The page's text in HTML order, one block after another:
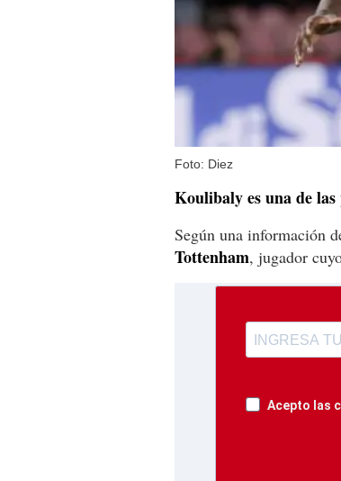
Foto: Diez
Koulibaly es una de
Según una información
Tottenham, jugador
Acepto las